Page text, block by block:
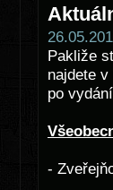
Pakliže
najdete
po
-